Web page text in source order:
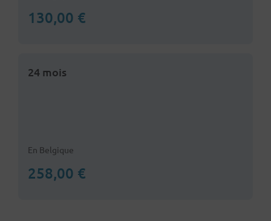
130,00 €
24 mois
En Belgique
258,00 €